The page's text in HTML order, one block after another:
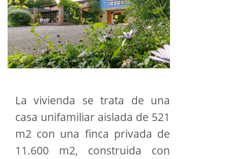
La vivienda se trata de una
casa unifamiliar aislada de 521
m2 con una finca privada de
11.600 m2, construida con